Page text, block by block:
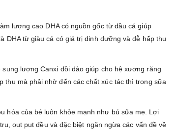
lượng cao DHA có nguồn gốc từ dầu cá giúp
DHA từ giàu cá có giá trị dinh dưỡng và dễ hấp thu
lượng Canxi dồi dào giúp cho hệ xương răng
thu mà phải nhờ đến các chất xúc tác thì trong sữa
hóa của bé luôn khỏe mạnh như bú sữa mẹ. Lợi
out put đều và đặc biệt ngăn ngừa các vấn đề về